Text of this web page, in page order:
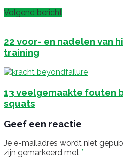
Volgend bericht
22 voor- en nadelen van
training
13 veelgemaakte fouten
squats
Geef een reactie
Je e-mailadres wordt niet
zijn gemarkeerd met *